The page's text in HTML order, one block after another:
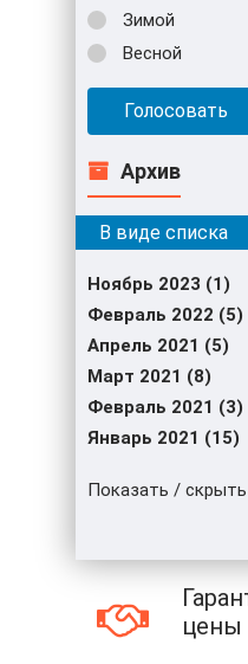
Зимой
Весной
Голосовать
Архив
Ноябрь 2023 (1)
Февраль 2022 (5)
Апрель 2021 (5)
Март 2021 (8)
Февраль 2021 (3)
Январь 2021 (15)
Показать / скрыть
цены